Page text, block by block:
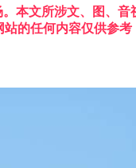
本文所涉文、图、
的任何内容仅供参